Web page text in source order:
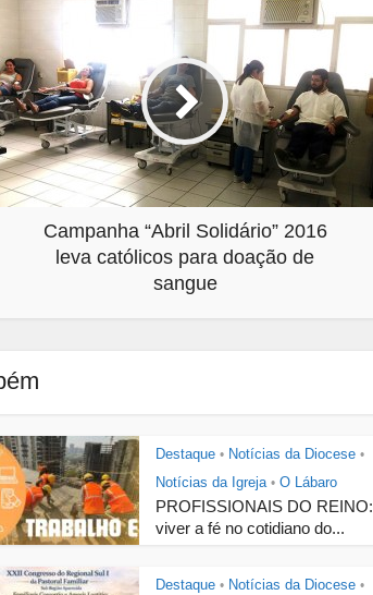
Campanha “Abril Solidário” 2016
leva católicos para doação de
sangue
Destaque • Notícias da Diocese •
Notícias da Igreja • O Lábaro
PROFISSIONAIS DO REINO:
viver a fé no cotidiano do...
Destaque • Notícias da Diocese •